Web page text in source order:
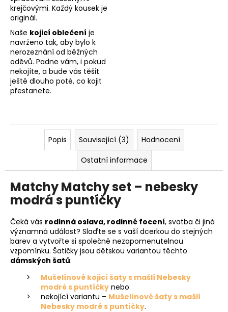
krejčovými. Každý kousek je
originál.
Naše kojicí oblečení je
navrženo tak, aby bylo k
nerozeznání od běžných
oděvů. Padne vám, i pokud
nekojíte, a bude vás těšit
ještě dlouho poté, co kojit
přestanete.
Popis Související (3)
Hodnocení
Ostatní informace
Matchy Matchy set – nebesky
modrá s puntíčky
Čeká vás rodinná oslava, rodinné focení, svatba či jiná
významná událost? Slaďte se s vaší dcerkou do stejných
barev a vytvořte si společně nezapomenutelnou
vzpomínku. Šatičky jsou dětskou variantou těchto
dámských šatů:
Mušelínové kojicí šaty s mašlí Nebesky
modré s puntíčky nebo
nekojící variantu – Mušelínové šaty s mašlí
Nebesky modré s puntíčky.